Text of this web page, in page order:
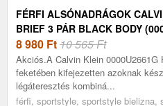
FÉRFI ALSÓNADRÁGOK
BRIEF 3 PÁR BLACK BODY
8 980 Ft10 565 Ft
Akciós.A Calvin Klein 0000U2661G
feketében kifejezetten azoknak
légáteresztés kombiná...
férfi, sportstyle, sportstyle bielizna,